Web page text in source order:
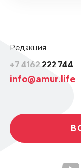
Редакция
+7 4162 222 744
info@amur.life